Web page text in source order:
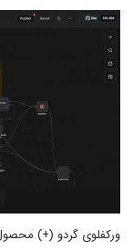
ورکفلوی گردو (+)